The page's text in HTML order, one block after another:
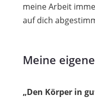
meine Arbeit
auf dich
Meine
„Den Körper in